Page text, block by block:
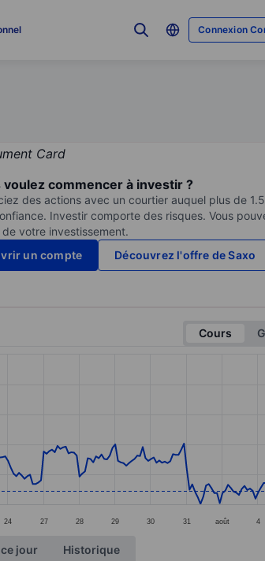
Connexion
voulez commencer à investir ?
des actions avec un courtier auquel plus de
Investir comporte des risques. Vous
votre investissement.
un compte
Découvrez l'offre de Saxo
Cours
24 27 28 29 30 31 août 4
jour Historique